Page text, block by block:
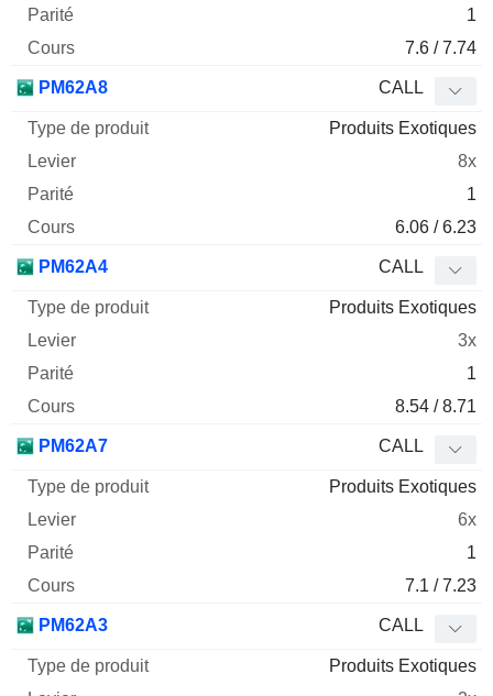
1
7.6 / 7.74
PM62A8 CALL
Produits Exotiques
8x
1
6.06 / 6.23
PM62A4 CALL
Produits Exotiques
3x
1
8.54 / 8.71
PM62A7 CALL
Produits Exotiques
6x
1
7.1 / 7.23
PM62A3 CALL
Produits Exotiques